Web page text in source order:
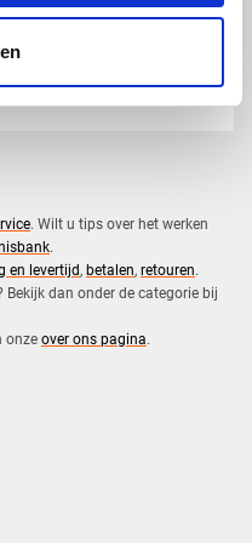
. Wilt u tips over het werken
.
en levertijd, betalen, retouren.​
dan onder de categorie bij
onze over ons pagina.